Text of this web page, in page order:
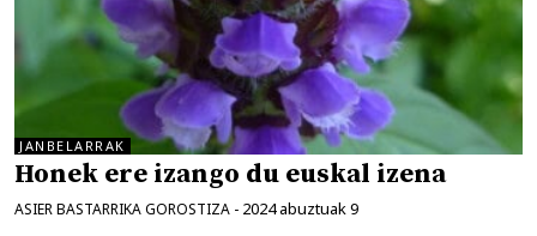
JANBELARRAK
Honek ere izango du euskal izena
ASIER BASTARRIKA GOROSTIZA - 2024 abuztuak 9